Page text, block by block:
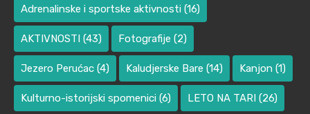
Adrenalinske i sportske aktivnosti (16)
AKTIVNOSTI (43) Fotografije (2)
Jezero Perućac (4) Kaludjerske Bare (14) Kanjon (1)
Kulturno-istorijski spomenici (6) LETO NA TARI (26)